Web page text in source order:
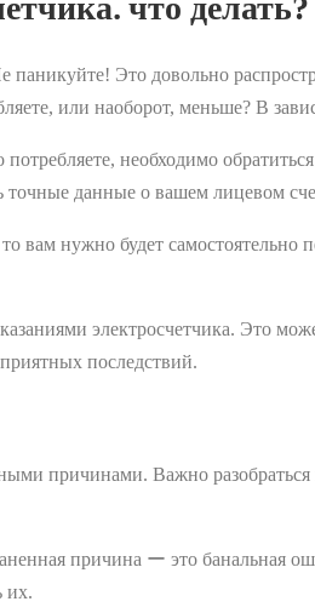
паникуйте! Это довольно
или наоборот, меньше? В
необходимо
данные о вашем лицевом
вам нужно будет
электросчетчика. Это
последствий.
причинами. Важно
причина ー это
их.